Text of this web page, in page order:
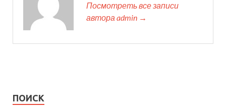
Посмотреть все записи
автора admin →
ПОИСК